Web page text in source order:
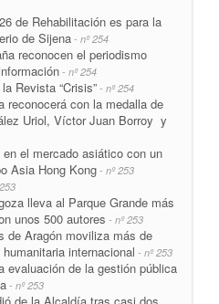
de Rehabilitación es para la
de Sijena - nº 254
reconocen el periodismo
- nº 254
Revista “Crisis” - nº 254
reconocerá con la medalla de
Uriol, Víctor Juan Borroy y
el mercado asiático con un
Asia Hong Kong - nº 253
lleva al Parque Grande más
unos 500 autores - nº 253
de Aragón moviliza más de
internacional - nº 253
evaluación de la gestión pública
- nº 253